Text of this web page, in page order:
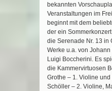
bekannten
Veranstaltungen im
beginnt mit dem
der ein
die Serenade Nr. 13 in
Werke u.a. von
Luigi Boccherini. Es
die Kammervirtuosen
Grothe – 1. Violine
Schöller – 2. Violine,